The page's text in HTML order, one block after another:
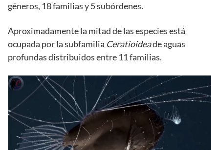
géneros, 18 familias y 5 subórdenes.
Aproximadamente la mitad de las especies está
ocupada por la subfamilia Ceratioideade aguas
profundas distribuidos entre 11 familias.